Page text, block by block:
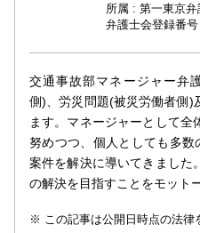
所属 : 第一東京弁
弁護士会登録番号
交通事故部マネージャー弁
側)、労災問題(被災労働者側)
ます。マネージャーとして全
努めつつ、個人としても多
案件を解決に導いてきました
の解決を目指すことをモット
この記事は公開日時点の法